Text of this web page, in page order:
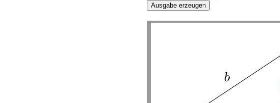
Ausgabe erzeugen